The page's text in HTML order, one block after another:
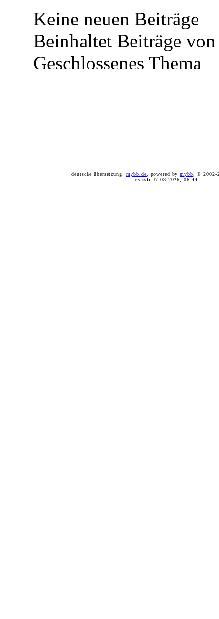
Keine neuen Beiträge
Beinhaltet Beiträge
Geschlossenes Thema
deutsche übersetzung: mybb.de , powered by mybb , ©
es ist: 07.08.2026, 06:44